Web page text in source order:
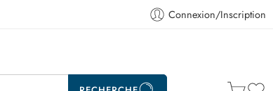
Connexion/Inscription